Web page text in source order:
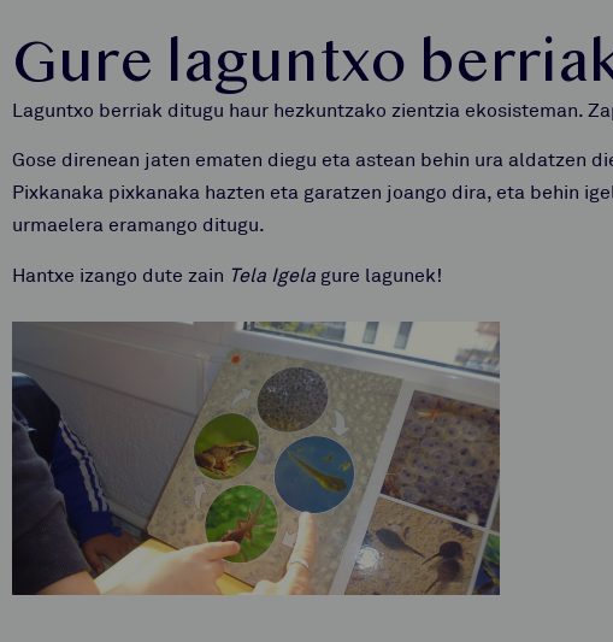
Gure laguntxo
Laguntxo berriak ditugu haur hezkuntzako zientzia ekosisteman.
Gose direnean jaten ematen diegu eta astean behin ura aldatzen
Pixkanaka pixkanaka hazten eta garatzen joango dira, eta behin
urmaelera eramango ditugu.
Hantxe izango dute zain Tela Igela gure lagunek!